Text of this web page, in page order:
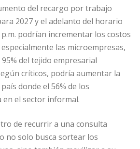
del recargo por trabajo
2027 y el adelanto del horario
podrían incrementar los costos
las microempresas,
del tejido empresarial
críticos, podría aumentar la
donde el 56% de los
el sector informal.
de recurrir a una consulta
no solo busca sortear los